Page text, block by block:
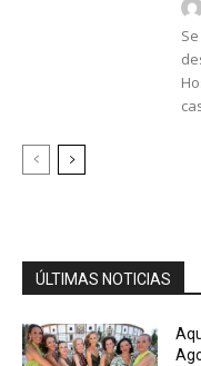
ÚLTIMAS NOTICIAS